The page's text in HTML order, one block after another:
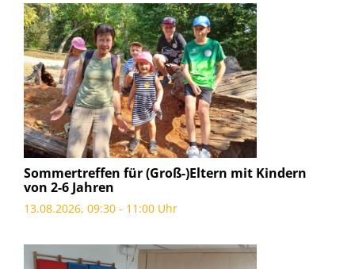
Sommertreffen für (Groß-)Eltern mit Kindern
von 2-6 Jahren
13.08.2026, 09:30 - 11:00 Uhr